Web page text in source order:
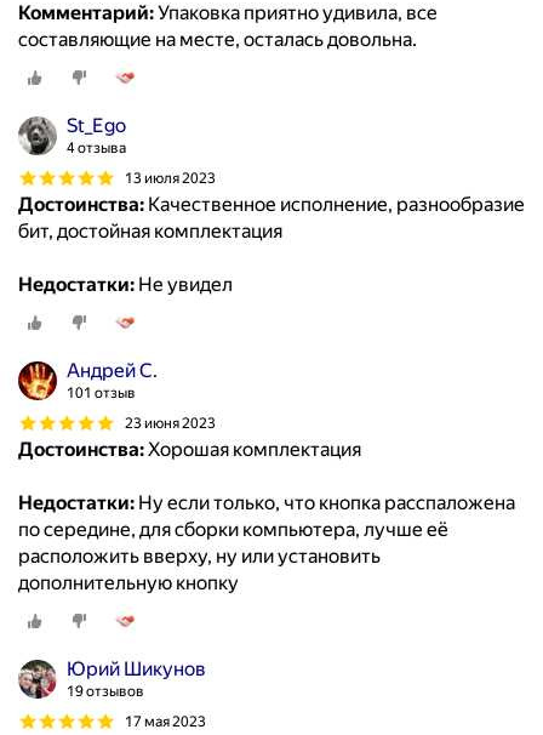
Комментарий:Упаковка приятно удивила, все
составляющие на месте, осталась довольна.
St_Ego
4 отзыва
13 июля 2023
Достоинства: Качественное исполнение, разнообразие
бит, достойная комплектация
Недостатки: Не увидел
Андрей С.
101 отзыв
23 июня 2023
Достоинства:Хорошая комплектация
Недостатки: Ну если только, что кнопка расспаложена
по середине, для сборки компьютера, лучше её
расположить вверху, ну или установить
дополнительную кнопку
Юрий Шикунов
19 отзывов
17 мая 2023